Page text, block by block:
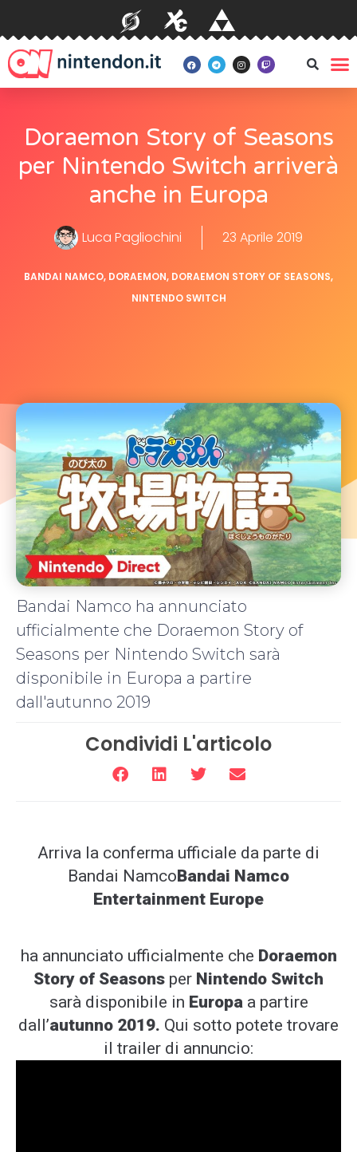
Doraemon Story of Seasons
per Nintendo Switch arriverà
anche in Europa
Luca Pagliochini 23 Aprile 2019
BANDAI NAMCO, DORAEMON, DORAEMON STORY OF SEASONS,
NINTENDO SWITCH
Bandai Namco ha annunciato
ufficialmente che Doraemon Story of
Seasons per Nintendo Switch sarà
disponibile in Europa a partire
dall'autunno 2019
Condividi L'articolo
Arriva la conferma ufficiale da parte di
Bandai NamcoBandai Namco
Entertainment Europe
ha annunciato ufficialmente che Doraemon
Story of Seasons per Nintendo Switch
sarà disponibile in Europaa partire
dall’autunno 2019. Qui sotto potete trovare
il trailer di annuncio: